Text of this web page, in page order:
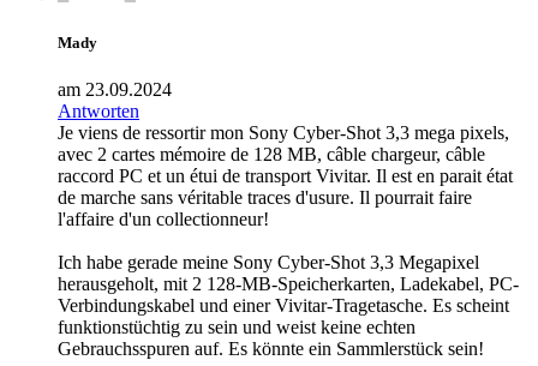
Mady
am 23.09.2024
Antworten
Je viens de ressortir mon Sony Cyber-Shot 3,3 mega pixels,
avec 2 cartes mémoire de 128 MB, câble chargeur, câble
raccord PC et un étui de transport Vivitar. Il est en parait état
de marche sans véritable traces d'usure. Il pourrait faire
l'affaire d'un collectionneur!
Ich habe gerade meine Sony Cyber-Shot 3,3 Megapixel
herausgeholt, mit 2 128-MB-Speicherkarten, Ladekabel, PC-
Verbindungskabel und einer Vivitar-Tragetasche. Es scheint
funktionstüchtig zu sein und weist keine echten
Gebrauchsspuren auf. Es könnte ein Sammlerstück sein!